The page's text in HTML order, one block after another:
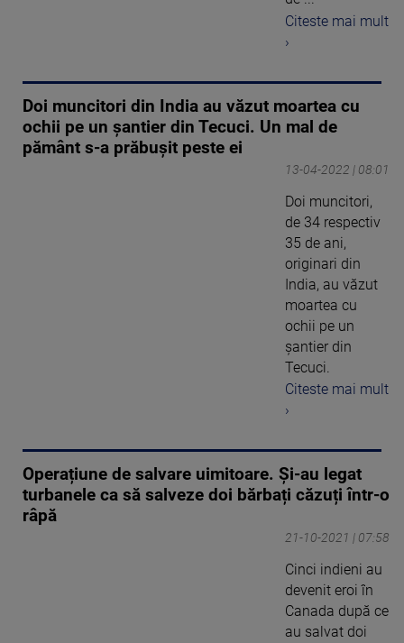
Citeste mai mult
›
Doi muncitori din India au văzut moartea cu
ochii pe un șantier din Tecuci. Un mal de
pământ s-a prăbușit peste ei
13-04-2022 | 08:01
Doi muncitori,
de 34 respectiv
35 de ani,
originari din
India, au văzut
moartea cu
ochii pe un
şantier din
Tecuci.
Citeste mai mult
›
Operațiune de salvare uimitoare. Și-au legat
turbanele ca să salveze doi bărbați căzuți într-o
râpă
21-10-2021 | 07:58
Cinci indieni au
devenit eroi în
Canada după ce
au salvat doi